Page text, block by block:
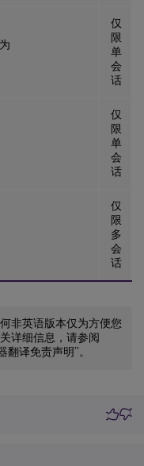
仅
限
单
会
话
仅
限
单
会
话
仅
限
多
会
话
非英语版本仅为方便您
详细信息，请参阅
翻译免责声明”。